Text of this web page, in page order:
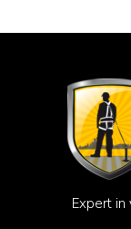
Expert